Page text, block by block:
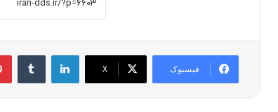
فیسبوک X
لینکدین